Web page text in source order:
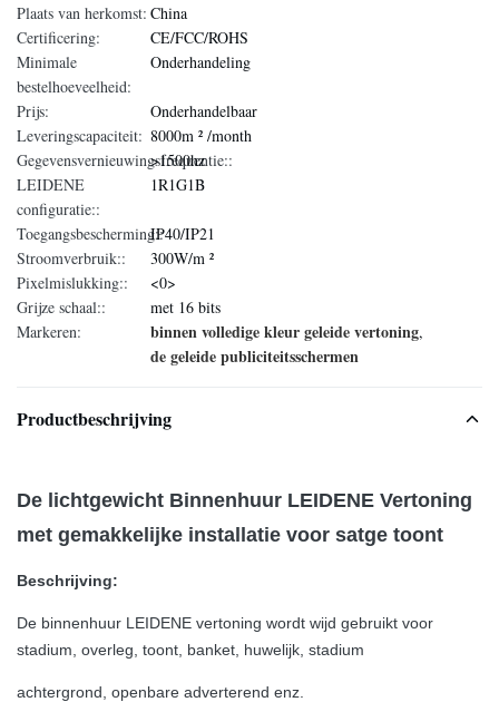
Plaats van herkomst: China
Certificering:
CE/FCC/ROHS
Minimale
bestelhoeveelheid:
Onderhandeling
Prijs:
Onderhandelbaar
Leveringscapaciteit: 8000m ² /month
Gegevensvernieuwingsfrequentie::
>1500hz
LEIDENE
configuratie::
1R1G1B
Toegangsbescherming::IP40/IP21
Stroomverbruik::
300W/m ²
Pixelmislukking::
<0>
Grijze schaal::
met 16 bits
Markeren:
binnen volledige kleur geleide vertoning,
de geleide publiciteitsschermen
Productbeschrijving
De lichtgewicht Binnenhuur LEIDENE Vertoning
met gemakkelijke installatie voor satge toont
Beschrijving:
De binnenhuur LEIDENE vertoning wordt wijd gebruikt voor
stadium, overleg, toont, banket, huwelijk, stadium
achtergrond, openbare adverterend enz.